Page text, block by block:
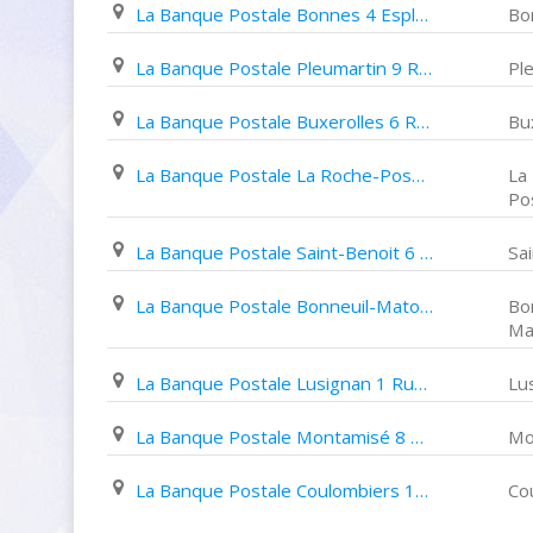
La Banque Postale Bonnes 4 Esplanade des Fêtes
La Banque Postale Pleumartin 9 Rue de La République
La Banque Postale Buxerolles 6 Rue de L'hôtel de Ville
La Banque Postale La Roche-Posay 10 Boulevard Victor Hugo
La Banque Postale Saint-Benoit 6 Place Du 8 Mai 1945
La Banque Postale Bonneuil-Matours Rue de La Poste
La Banque Postale Lusignan 1 Rue Raymondin
La Banque Postale Montamisé 8 Place des Tamisiers
La Banque Postale Coulombiers 16 Route Nationale